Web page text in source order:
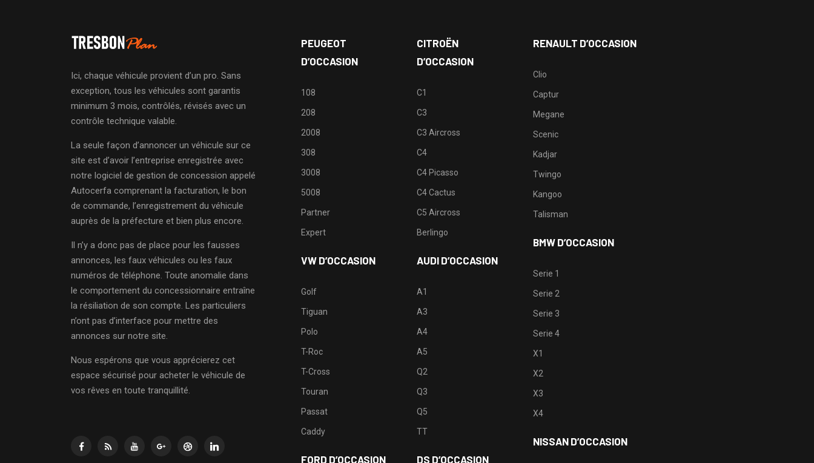
Ici, chaque véhicule provient d’un pro. Sans
exception, tous les véhicules sont garantis
minimum 3 mois, contrôlés, révisés avec un
contrôle technique valable.
La seule façon d’annoncer un véhicule sur ce
site est d’avoir l’entreprise enregistrée avec
notre logiciel de gestion de concession appelé
Autocerfa comprenant la facturation, le bon
de commande, l’enregistrement du véhicule
auprès de la préfecture et bien plus encore.
Il n’y a donc pas de place pour les fausses
annonces, les faux véhicules ou les faux
numéros de téléphone. Toute anomalie dans
le comportement du concessionnaire entraîne
la résiliation de son compte. Les particuliers
n’ont pas d’interface pour mettre des
annonces sur notre site.
Nous espérons que vous apprécierez cet
espace sécurisé pour acheter le véhicule de
vos rêves en toute tranquillité.
PEUGEOT
D’OCCASION
108
208
2008
308
3008
5008
Partner
Expert
VW D’OCCASION
Golf
Tiguan
Polo
T-Roc
T-Cross
Touran
Passat
Caddy
FORD D’OCCASION
CITROËN
D’OCCASION
C1
C3
C3 Aircross
C4
C4 Picasso
C4 Cactus
C5 Aircross
Berlingo
AUDI D’OCCASION
A1
A3
A4
A5
Q2
Q3
Q5
TT
DS D’OCCASION
RENAULT D’OCCASION
Clio
Captur
Megane
Scenic
Kadjar
Twingo
Kangoo
Talisman
BMW D’OCCASION
Serie 1
Serie 2
Serie 3
Serie 4
X1
X2
X3
X4
NISSAN D’OCCASION